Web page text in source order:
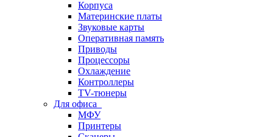
Корпуса
Материнские платы
Звуковые карты
Оперативная память
Приводы
Процессоры
Охлаждение
Контроллеры
TV-тюнеры
Для офиса
МФУ
Принтеры